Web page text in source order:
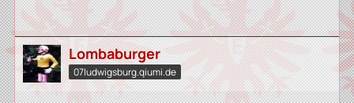
Lombaburger
07ludwigsburg.qiumi.de